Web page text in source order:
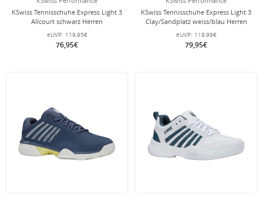
KSwiss Tennisschuhe Express Light 3
Allcourt schwarz Herren
eUVP: 119,95€
76,95€
KSwiss Tennisschuhe Express Light 3
Clay/Sandplatz weiss/blau Herren
eUVP: 119,99€
79,95€